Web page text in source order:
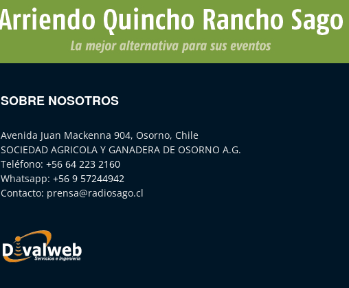
SOBRE NOSOTROS
Avenida Juan Mackenna 904, Osorno, Chile
SOCIEDAD AGRICOLA Y GANADERA DE OSORNO A.G.
Teléfono: +56 64 223 2160
Whatsapp: +56 9 57244942
Contacto: prensa@radiosago.cl